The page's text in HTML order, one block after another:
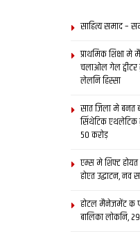
साहित्य समाद –
प्राथमिक शि‍क्षा
चलाओल गेल
लेलनि हिस्सा
सात जिला मे बनत
सिंथेटिक एथलेटिक
50 करोड़
एम्स मे शिफ्ट
होएत उद्घाटन, नव
होटल मैनेजमेंट क
बालिका लोकनि,